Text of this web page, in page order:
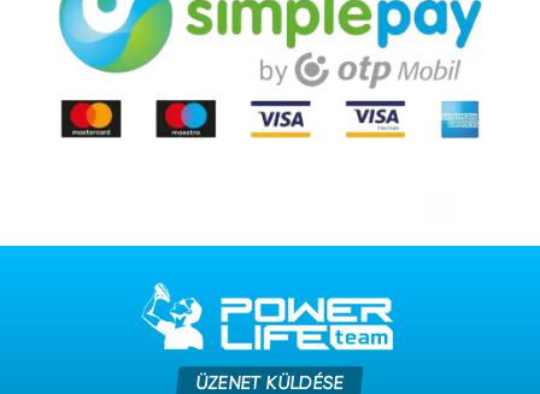
ÜZENET KÜLDÉSE